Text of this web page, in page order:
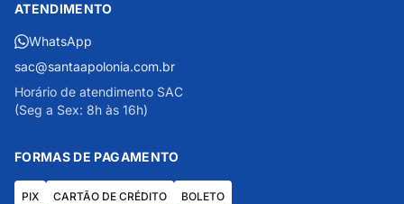
ATENDIMENTO
WhatsApp
sac@santaapolonia.com.br
Horário de atendimento SAC
(Seg a Sex: 8h às 16h)
FORMAS DE PAGAMENTO
PIX CARTÃO DE CRÉDITO BOLETO